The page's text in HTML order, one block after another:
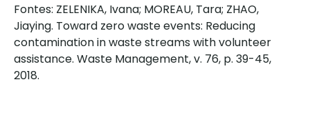
Fontes: ZELENIKA, Ivana; MOREAU, Tara; ZHAO,
Jiaying. Toward zero waste events: Reducing
contamination in waste streams with volunteer
assistance. Waste Management, v. 76, p. 39-45,
2018.